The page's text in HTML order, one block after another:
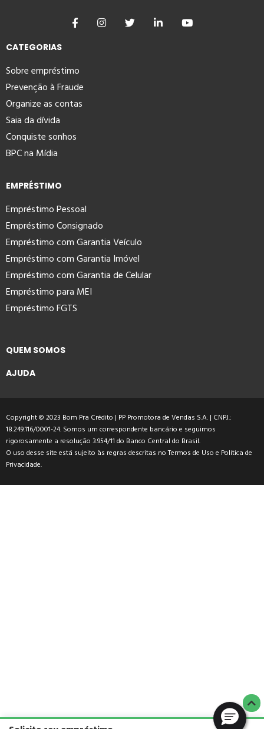
CATEGORIAS
Sobre empréstimo
Prevenção à Fraude
Organize as contas
Saia da dívida
Conquiste sonhos
BPC na Mídia
EMPRÉSTIMO
Empréstimo Pessoal
Empréstimo Consignado
Empréstimo com Garantia Veículo
Empréstimo com Garantia Imóvel
Empréstimo com Garantia de Celular
Empréstimo para MEI
Empréstimo FGTS
QUEM SOMOS
AJUDA
Copyright © 2023 Bom Pra Crédito | PP Promotora de Vendas S.A. | CNPJ.:
18.249.116/0001-24. Somos um correspondente bancário e seguimos
rigorosamente a resolução 3.954/11 do Banco Central do Brasil.
O uso desse site está sujeito às regras descritas noTermos de Uso e Política de
Privacidade.